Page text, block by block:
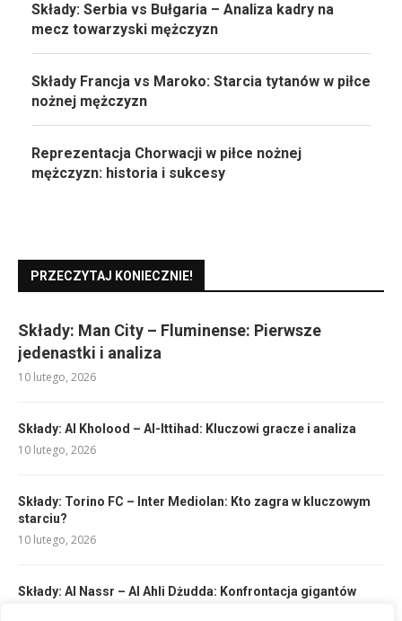
Składy: Serbia vs Bułgaria – Analiza kadry na
mecz towarzyski mężczyzn
Składy Francja vs Maroko: Starcia tytanów w piłce
nożnej mężczyzn
Reprezentacja Chorwacji w piłce nożnej
mężczyzn: historia i sukcesy
PRZECZYTAJ KONIECZNIE!
Składy: Man City – Fluminense: Pierwsze
jedenastki i analiza
10 lutego, 2026
Składy: Al Kholood – Al-Ittihad: Kluczowi gracze i analiza
10 lutego, 2026
Składy: Torino FC – Inter Mediolan: Kto zagra w kluczowym
starciu?
10 lutego, 2026
Składy: Al Nassr – Al Ahli Dżudda: Konfrontacja gigantów